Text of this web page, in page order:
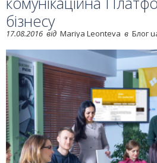
бізнесу
17.08.2016 від Mariya Leonteva в Блог